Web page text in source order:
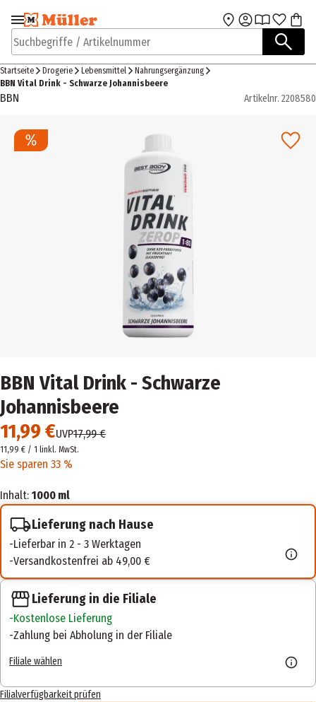
Zur Navigation
springen
Zum Hauptinhalt
Suchbegriffe / Artikelnummer
Startseite Drogerie Lebensmittel
Nahrungsergänzung
BBN Vital Drink - Schwarze Johannisbeere
BBN Artikelnr. 2208580
BBN Vital Drink - Schwarze
Johannisbeere
11,99 €UVP17,99 €
11,99 € / 1 linkl. MwSt.
Sie sparen 33 %
Inhalt: 1000 ml
Lieferung nach Hause
Lieferbar in 2 - 3 Werktagen
Versandkostenfrei ab 49,00 €
Lieferung in die Filiale
Kostenlose Lieferung
Zahlung bei Abholung in der Filiale
Filiale wählen
Filialverfügbarkeit prüfen